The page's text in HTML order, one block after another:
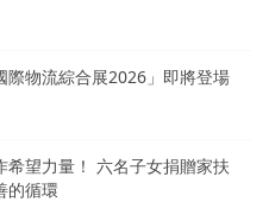
際物流綜合展2026」即將登場
希望力量！ 六名子女捐贈家扶
的循環